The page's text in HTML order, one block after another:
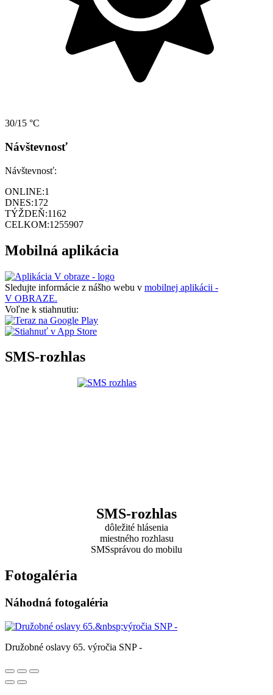
30/15 °C
Návštevnosť
Návštevnosť:
ONLINE:1
DNES:172
TÝŽDEŇ:1162
CELKOM:1255907
Mobilná aplikácia
Sledujte informácie z nášho webu v mobilnej aplikácii -
V OBRAZE.
Voľne k stiahnutiu:
SMS-rozhlas
SMS-rozhlas
dôležité hlásenia
miestného rozhlasu
SMSsprávou do mobilu
Fotogaléria
Náhodná fotogaléria
Družobné oslavy 65. výročia SNP -